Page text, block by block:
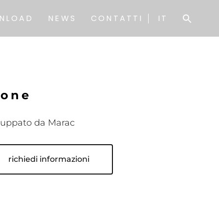
NEWS CONTATTI IT
EN
o n e
da Marac
richiedi informazioni